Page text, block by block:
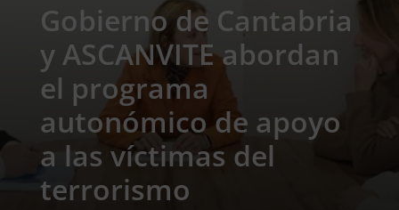
Gobierno de Cantabria
y ASCANVITE abordan
el programa
autonómico de apoyo
a las víctimas del
terrorismo